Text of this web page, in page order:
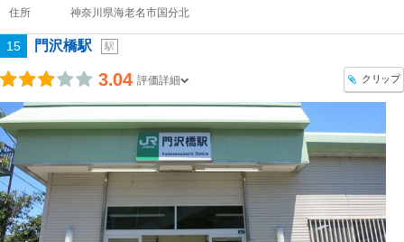
住所 神奈川県海老名市国分北
15 門沢橋駅 駅
3.04 評価詳細 クリップ